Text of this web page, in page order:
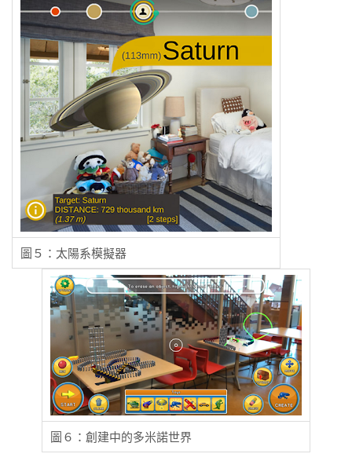
圖５：太陽系模擬器
圖６：創建中的多米諾世界